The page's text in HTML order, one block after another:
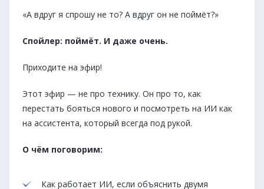
«А вдруг я спрошу не то? А вдруг он не поймёт?»
Спойлер: поймёт. И даже очень.
Приходите на эфир!
Этот эфир — не про технику. Он про то, как
перестать бояться нового и посмотреть на ИИ как
на ассистента, который всегда под рукой.
О чём поговорим:
Как работает ИИ, если объяснить двумя